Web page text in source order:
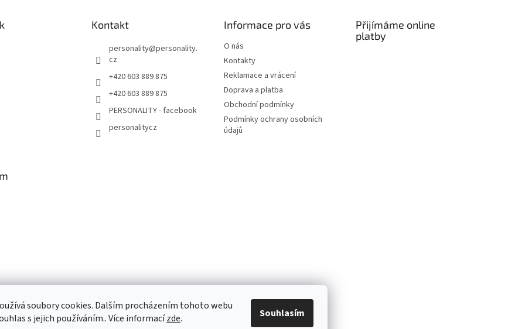
soubory cookies. Dalším procházením tohoto webu
s jejich používáním.. Více informacízde. Souhlasím
Kontakt
personality@personality.
cz
+420 603 889 875
+420 603 889 875
PERSONALITY - facebook
personalitycz
Informace pro vás
O nás
Kontakty
Reklamace a vrácení
Doprava a platba
Obchodní podmínky
Podmínky ochrany osobních
údajů
Přijímáme online
platby
na Instagramu